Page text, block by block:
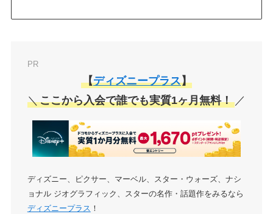
PR
【ディズニープラス】
＼ここから入会で誰でも実質1ヶ月無料！ ／
ディズニー、ピクサー、マーベル、スター・ウォーズ、ナシ
ョナル ジオグラフィック、スターの名作・話題作をみるなら
ディズニープラス ！